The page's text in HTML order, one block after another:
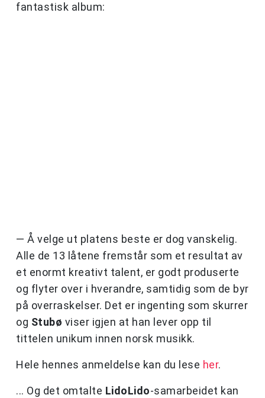
fantastisk album:
— Å velge ut platens beste er dog vanskelig.
Alle de 13 låtene fremstår som et resultat av
et enormt kreativt talent, er godt produserte
og flyter over i hverandre, samtidig som de byr
på overraskelser. Det er ingenting som skurrer
og Stubø viser igjen at han lever opp til
tittelen unikum innen norsk musikk.
Hele hennes anmeldelse kan du lese her.
... Og det omtalte LidoLido-samarbeidet kan